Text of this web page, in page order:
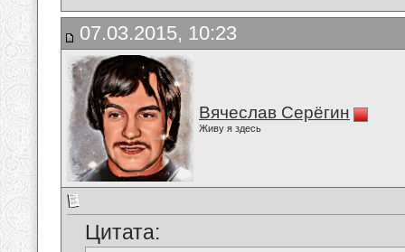
07.03.2015, 10:23
Вячеслав Серёгин
Живу я здесь
Цитата: